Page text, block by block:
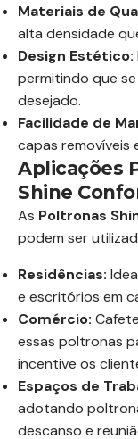
Materiais de
alta densidade
Design Estético:
permitindo que
desejado.
Facilidade de
capas removíveis
Aplicações
Shine
As Poltronas
podem ser
Residências:
e escritórios em
Comércio:
essas poltronas
incentive os
Espaços de
adotando
descanso e